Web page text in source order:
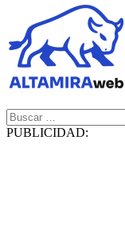
Buscar:
PUBLICIDAD: